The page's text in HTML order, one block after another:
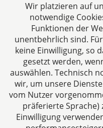
CTC LEGAL
Aachen
Jülicher Straße 215
52070 Aachen
Wir platzieren auf
notwendige
Funktionen der
unentbehrlich sind.
keine Einwilligung, so
gesetzt werden,
auswählen. Technisch
wir, um unsere
vom Nutzer
präferierte Sprache)
Einwilligung